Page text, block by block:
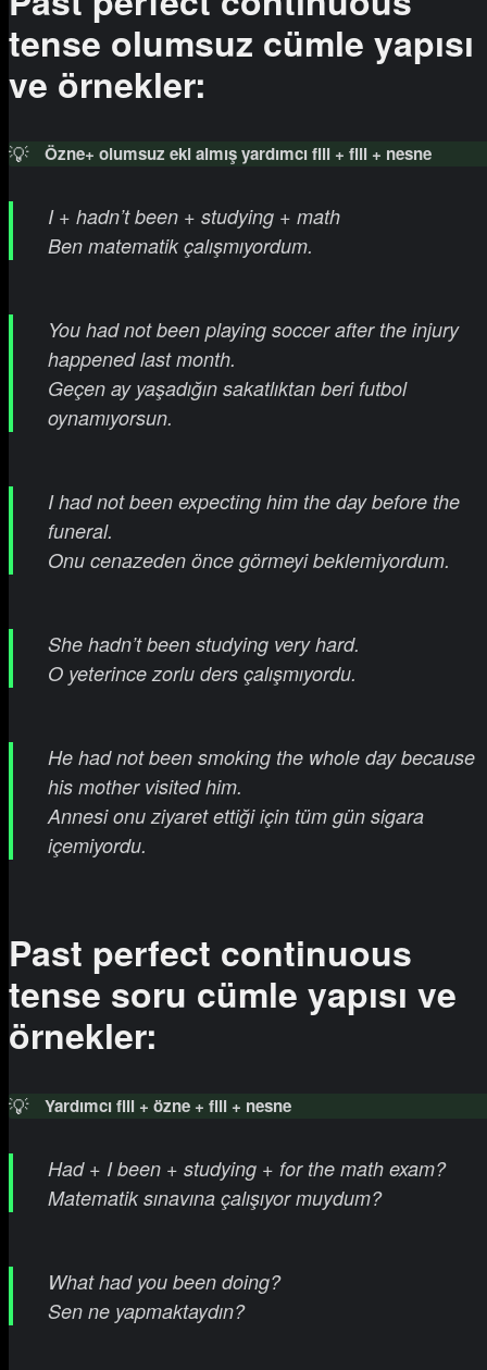
tense olumsuz cümle yapısı
ve örnekler:
💡 Özne+ olumsuz eki almış yardımcı fiil + fiil + nesne
I + hadn’t been + studying + math
Ben matematik çalışmıyordum.
You had not been playing soccer after the injury
happened last month.
Geçen ay yaşadığın sakatlıktan beri futbol
oynamıyorsun.
I had not been expecting him the day before the
funeral.
Onu cenazeden önce görmeyi beklemiyordum.
She hadn’t been studying very hard.
O yeterince zorlu ders çalışmıyordu.
He had not been smoking the whole day because
his mother visited him.
Annesi onu ziyaret ettiği için tüm gün sigara
içemiyordu.
Past perfect continuous
tense soru cümle yapısı ve
örnekler:
💡 Yardımcı fiil + özne + fiil + nesne
Had + I been + studying + for the math exam?
Matematik sınavına çalışıyor muydum?
What had you been doing?
Sen ne yapmaktaydın?